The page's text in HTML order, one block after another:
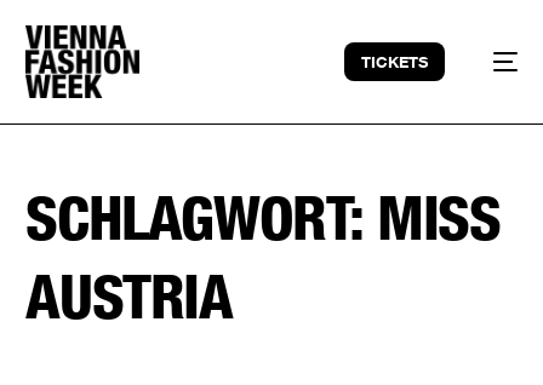
TICKETS
SCHLAGWORT: MISS
AUSTRIA